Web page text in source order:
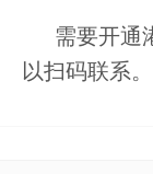
需要开通
以扫码联系。